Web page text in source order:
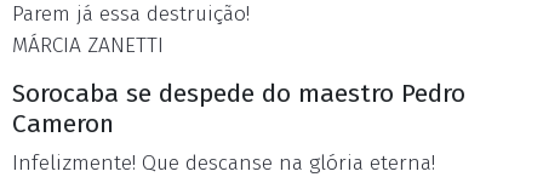
Parem já essa destruição!
MÁRCIA ZANETTI
Sorocaba se despede do maestro Pedro
Cameron
Infelizmente! Que descanse na glória eterna!